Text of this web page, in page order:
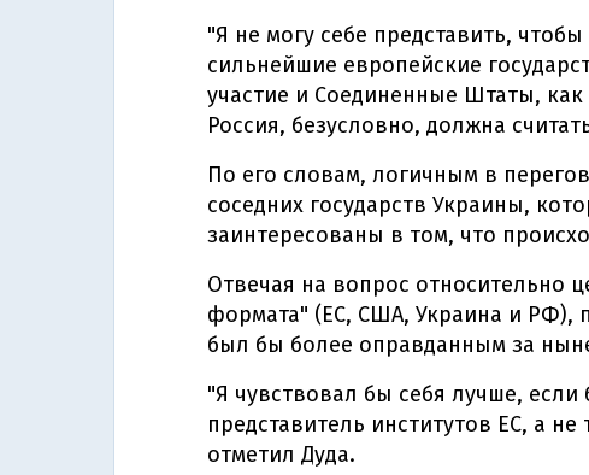
"Я не могу себе представить,
сильнейшие европейские
участие и Соединенные Штаты,
Россия, безусловно, должна
По его словам, логичным в
соседних государств Украины,
заинтересованы в том, что
Отвечая на вопрос относительно
формата" (ЕС, США, Украина и РФ),
был бы более оправданным за
"Я чувствовал бы себя лучше,
представитель институтов ЕС, а
отметил Дуда.